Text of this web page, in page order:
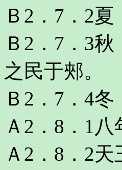
Ｂ2．7．2
Ｂ2．7．3
之民于郟。
Ｂ2．7．4
Ａ2．8．1
Ａ2．8．2